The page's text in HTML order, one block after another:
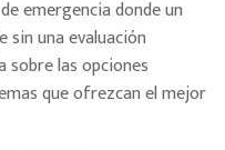
emergencia donde un
una evaluación
sobre las opciones
que ofrezcan el mejor